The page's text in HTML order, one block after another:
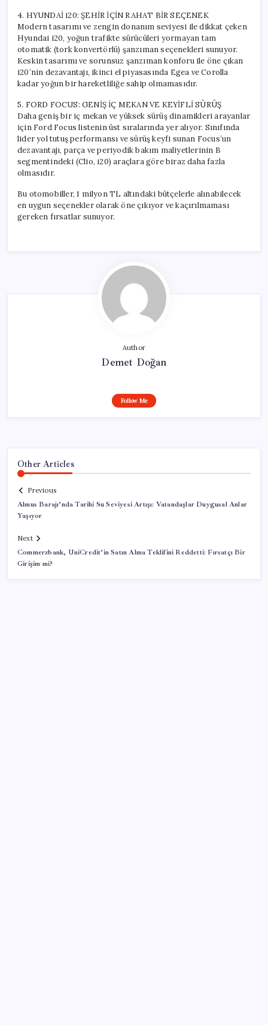
4. HYUNDAİ i20: ŞEHİR İÇİN RAHAT BİR SEÇENEK
Modern tasarımı ve zengin donanım seviyesi ile dikkat çeken
Hyundai i20, yoğun trafikte sürücüleri yormayan tam
otomatik (tork konvertörlü) şanzıman seçenekleri sunuyor.
Keskin tasarımı ve sorunsuz şanzıman konforu ile öne çıkan
i20’nin dezavantajı, ikinci el piyasasında Egea ve Corolla
kadar yoğun bir hareketliliğe sahip olmamasıdır.
5. FORD FOCUS: GENİŞ İÇ MEKAN VE KEYİFLİ SÜRÜŞ
Daha geniş bir iç mekan ve yüksek sürüş dinamikleri arayanlar
için Ford Focus listenin üst sıralarında yer alıyor. Sınıfında
lider yol tutuş performansı ve sürüş keyfi sunan Focus’un
dezavantajı, parça ve periyodik bakım maliyetlerinin B
segmentindeki (Clio, i20) araçlara göre biraz daha fazla
olmasıdır.
Bu otomobiller, 1 milyon TL altındaki bütçelerle alınabilecek
en uygun seçenekler olarak öne çıkıyor ve kaçırılmaması
gereken fırsatlar sunuyor.
Author
Demet Doğan
Follow Me
Other Articles
Previous
Almus Barajı’nda Tarihi Su Seviyesi Artışı: Vatandaşlar Duygusal Anlar
Yaşıyor
Next
Commerzbank, UniCredit’in Satın Alma Teklifini Reddetti: Fırsatçı Bir
Girişim mi?